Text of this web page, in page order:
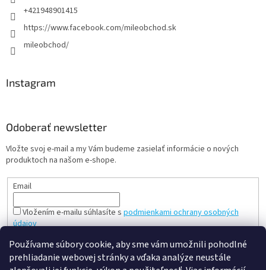
Používame súbory cookie, aby sme vám umožnili pohodlné
prehliadanie webovej stránky a vďaka analýze neustále
+421948901415
https://www.facebook.com/mileobchod.sk
mileobchod/
Instagram
Odoberať newsletter
Vložte svoj e-mail a my Vám budeme zasielať informácie o nových
produktoch na našom e-shope.
Email
Vložením e-mailu súhlasíte s podmienkami ochrany osobných
údajov
PRIHLÁSIŤ SA